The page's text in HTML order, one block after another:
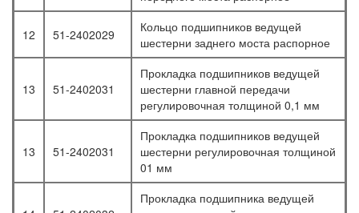
12 51-2402029
Кольцо подшипников ведущей
шестерни заднего моста распорное
13 51-2402031
Прокладка подшипников ведущей
шестерни главной передачи
регулировочная толщиной 0,1 мм
13 51-2402031
Прокладка подшипников ведущей
шестерни регулировочная толщиной
01 мм
Прокладка подшипника ведущей